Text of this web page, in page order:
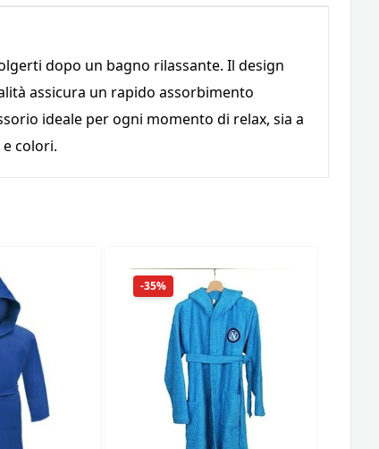
dopo un bagno rilassante. Il design
assicura un rapido assorbimento
ideale per ogni momento di relax, sia a
colori.
-35%